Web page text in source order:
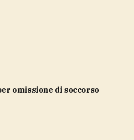
omissione di soccorso